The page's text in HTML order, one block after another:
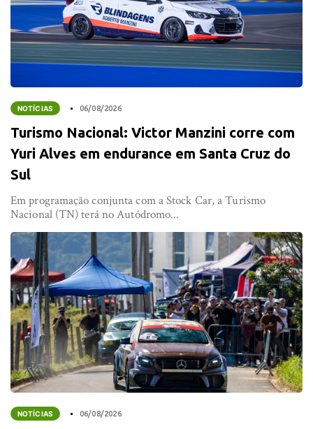
NOTÍCIAS 06/08/2026
Turismo Nacional: Victor Manzini corre com
Yuri Alves em endurance em Santa Cruz do
Sul
Em programação conjunta com a Stock Car, a Turismo
Nacional (TN) terá no Autódromo...
NOTÍCIAS 06/08/2026